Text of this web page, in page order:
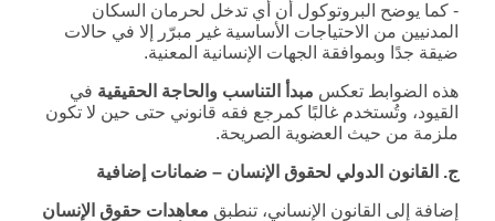
‑ كما يوضح البروتوكول أن أي تدخل لحرمان السكان
المدنيين من الاحتياجات الأساسية غير مبرّر إلا في حالات
ضيقة جدًا وبموافقة الجهات الإنسانية المعنية.
هذه الضوابط تعكس مبدأ التناسب والحاجة الحقيقية في
القيود، وتُستخدم غالبًا كمرجع فقه قانوني حتى حين لا تكون
ملزمة من حيث العضوية الصريحة.
ج. القانون الدولي لحقوق الإنسان – ضمانات إضافية
إضافة إلى القانون الإنساني، تنطبق معاهدات حقوق الإنسان